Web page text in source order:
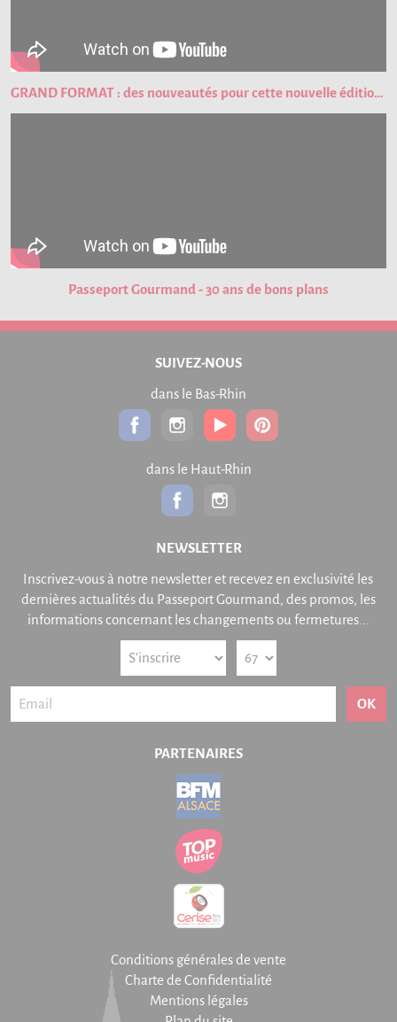
GRAND FORMAT : des nouveautés pour cette nouvelle édition du Passeport Gourmand !
Passeport Gourmand - 30 ans de bons plans
SUIVEZ-NOUS
dans le Bas-Rhin
dans le Haut-Rhin
NEWSLETTER
Inscrivez-vous à notre newsletter et recevez en exclusivité les
dernières actualités du Passeport Gourmand, des promos, les
informations concernant les changements ou fermetures...
OK
PARTENAIRES
Conditions générales de vente
Charte de Confidentialité
Mentions légales